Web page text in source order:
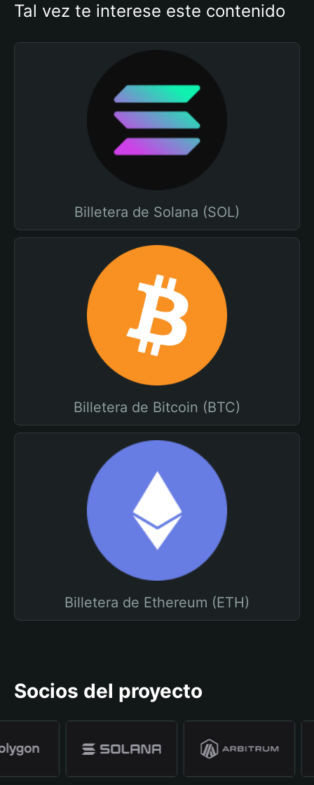
Tal vez te interese este contenido
Billetera de Solana (SOL)
Billetera de Bitcoin (BTC)
Billetera de Ethereum (ETH)
Socios del proyecto